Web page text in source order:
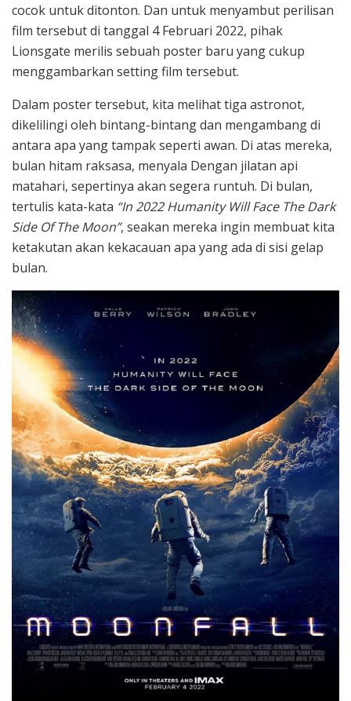
cocok untuk ditonton. Dan untuk menyambut perilisan
film tersebut di tanggal 4 Februari 2022, pihak
Lionsgate merilis sebuah poster baru yang cukup
menggambarkan setting film tersebut.
Dalam poster tersebut, kita melihat tiga astronot,
dikelilingi oleh bintang-bintang dan mengambang di
antara apa yang tampak seperti awan. Di atas mereka,
bulan hitam raksasa, menyala Dengan jilatan api
matahari, sepertinya akan segera runtuh. Di bulan,
tertulis kata-kata “In 2022 Humanity Will Face The Dark
Side Of The Moon”, seakan mereka ingin membuat kita
ketakutan akan kekacauan apa yang ada di sisi gelap
bulan.